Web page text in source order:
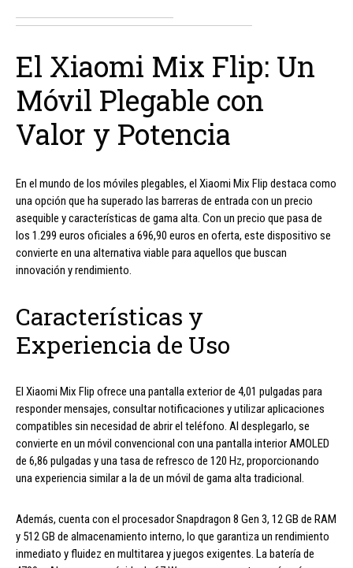
El Xiaomi Mix Flip: Un
Móvil Plegable con
Valor y Potencia
En el mundo de los móviles plegables, el Xiaomi Mix Flip destaca como
una opción que ha superado las barreras de entrada con un precio
asequible y características de gama alta. Con un precio que pasa de
los 1.299 euros oficiales a 696,90 euros en oferta, este dispositivo se
convierte en una alternativa viable para aquellos que buscan
innovación y rendimiento.
Características y
Experiencia de Uso
El Xiaomi Mix Flip ofrece una pantalla exterior de 4,01 pulgadas para
responder mensajes, consultar notificaciones y utilizar aplicaciones
compatibles sin necesidad de abrir el teléfono. Al desplegarlo, se
convierte en un móvil convencional con una pantalla interior AMOLED
de 6,86 pulgadas y una tasa de refresco de 120 Hz, proporcionando
una experiencia similar a la de un móvil de gama alta tradicional.
Además, cuenta con el procesador Snapdragon 8 Gen 3, 12 GB de RAM
y 512 GB de almacenamiento interno, lo que garantiza un rendimiento
inmediato y fluidez en multitarea y juegos exigentes. La batería de